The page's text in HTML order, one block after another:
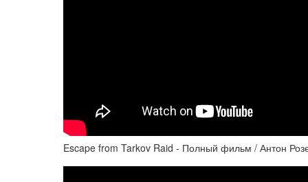
Escape from Tarkov Raid - Полный фильм / Антон